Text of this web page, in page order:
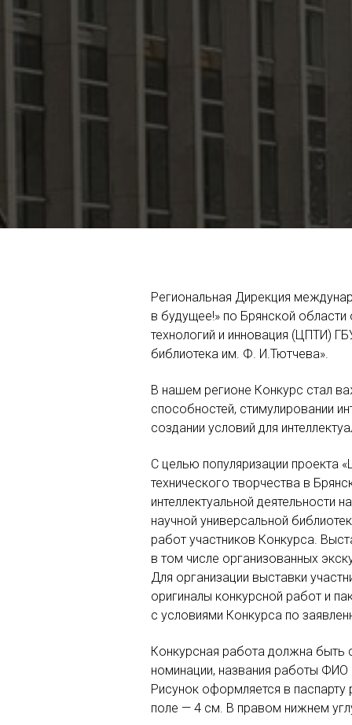
Региональная Дирекция
в будущее!» по Брянской
технологий и инновация (ЦПТИ)
библиотека им. Ф. И.Тютчева».
В нашем регионе Конкурс стал
способностей, стимулировании
создании условий для
С целью популяризации проекта
технического творчества в
интеллектуальной деятельности
научной универсальной
работ участников Конкурса.
в том числе организованных
Для организации выставки
оригиналы конкурсной работ и
с условиями Конкурса по
Конкурсная работа должна быть
номинации, названия работы ФИО
Рисунок оформляется в
поле — 4 см. В правом нижнем